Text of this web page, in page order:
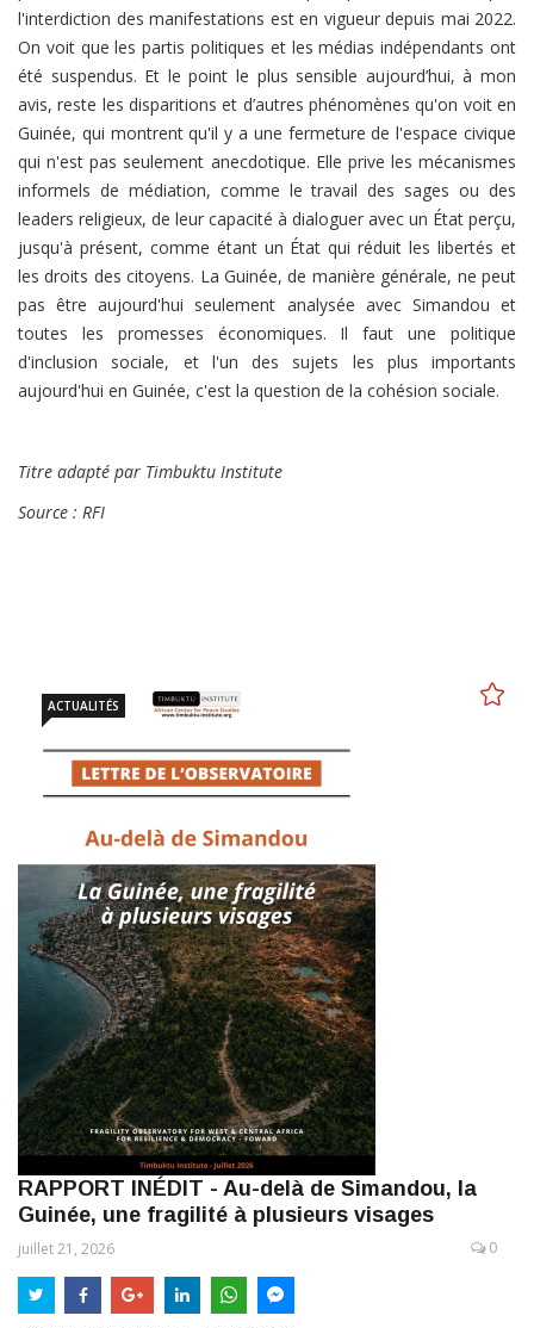
l'interdiction des manifestations est en vigueur depuis mai 2022.
On voit que les partis politiques et les médias indépendants ont
été suspendus. Et le point le plus sensible aujourd’hui, à mon
avis, reste les disparitions et d’autres phénomènes qu'on voit en
Guinée, qui montrent qu'il y a une fermeture de l'espace civique
qui n'est pas seulement anecdotique. Elle prive les mécanismes
informels de médiation, comme le travail des sages ou des
leaders religieux, de leur capacité à dialoguer avec un État perçu,
jusqu'à présent, comme étant un État qui réduit les libertés et
les droits des citoyens. La Guinée, de manière générale, ne peut
pas être aujourd'hui seulement analysée avec Simandou et
toutes les promesses économiques. Il faut une politique
d'inclusion sociale, et l'un des sujets les plus importants
aujourd'hui en Guinée, c'est la question de la cohésion sociale.
Titre adapté par Timbuktu Institute
Source : RFI
ACTUALITÉS
RAPPORT INÉDIT - Au-delà de Simandou, la
Guinée, une fragilité à plusieurs visages
juillet 21, 2026 0